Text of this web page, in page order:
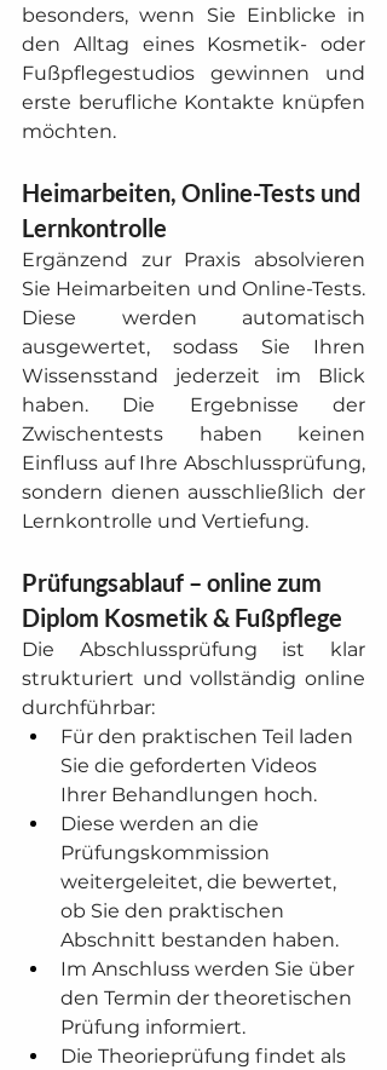
besonders, wenn Sie Einblicke in
den Alltag eines Kosmetik- oder
Fußpflegestudios gewinnen und
erste berufliche Kontakte knüpfen
möchten.
Heimarbeiten, Online-Tests und
Lernkontrolle
Ergänzend zur Praxis absolvieren
Sie Heimarbeiten und Online-Tests.
Diese werden automatisch
ausgewertet, sodass Sie Ihren
Wissensstand jederzeit im Blick
haben. Die Ergebnisse der
Zwischentests haben keinen
Einfluss auf Ihre Abschlussprüfung,
sondern dienen ausschließlich der
Lernkontrolle und Vertiefung.
Prüfungsablauf – online zum
Diplom Kosmetik & Fußpflege
Die Abschlussprüfung ist klar
strukturiert und vollständig online
durchführbar:
Für den praktischen Teil laden
Sie die geforderten Videos
Ihrer Behandlungen hoch.
Diese werden an die
Prüfungskommission
weitergeleitet, die bewertet,
ob Sie den praktischen
Abschnitt bestanden haben.
Im Anschluss werden Sie über
den Termin der theoretischen
Prüfung informiert.
Die Theorieprüfung findet als